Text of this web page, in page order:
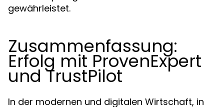
gewährleistet.
Zusammenfassung:
Erfolg mit ProvenExpert
und TrustPilot
In der modernen und digitalen Wirtschaft, in